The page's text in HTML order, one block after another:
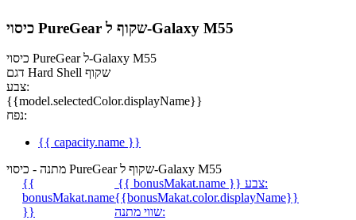
כיסוי PureGear שקוף ל-Galaxy M55
כיסוי PureGear ל-Galaxy M55
דגם Hard Shell שקוף
צבע:
{{model.selectedColor.displayName}}
נפח:
{{ capacity.name }}
מתנה - כיסוי PureGear שקוף ל-Galaxy M55
{{
bonusMakat.name
}}
{{ bonusMakat.name }}
צבע:
{{bonusMakat.color.displayName}}
שווי מתנה: